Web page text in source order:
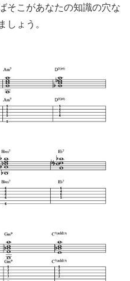
そこがあなたの知識の穴な
しょう。